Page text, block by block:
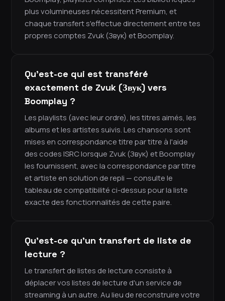
plus volumineuses nécessitent Premium, et
chaque transfert s'effectue directement entre tes
propres comptes Zvuk (Звук) et Boomplay.
Qu'est-ce qui est transféré
exactement de Zvuk (Звук) vers
Boomplay ?
Les playlists (avec leur ordre), les titres aimés, les
albums et les artistes suivis. Les chansons sont
mises en correspondance titre par titre à l'aide
des codes ISRC lorsque Zvuk (Звук) et Boomplay
les fournissent, avec la correspondance par titre
et artiste en solution de repli — consulte le
tableau de compatibilité ci-dessus pour la liste
exacte des fonctionnalités de cette paire.
Qu'est-ce qu'un transfert de liste de
lecture ?
Le transfert de listes de lecture consiste à
déplacer vos listes de lecture d'un service de
streaming à un autre. Au lieu de reconstruire votre